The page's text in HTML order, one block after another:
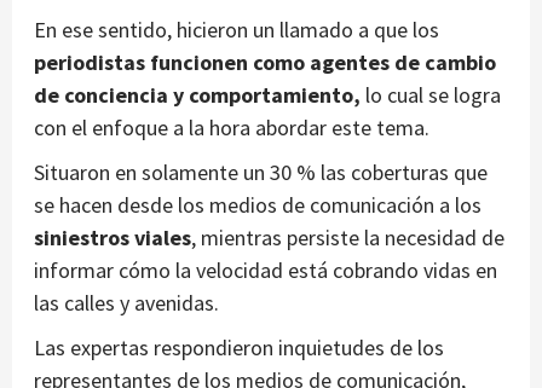
En ese sentido, hicieron un llamado a que los
periodistas funcionen como agentes de cambio
de conciencia y comportamiento, lo cual se logra
con el enfoque a la hora abordar este tema.
Situaron en solamente un 30 % las coberturas que
se hacen desde los medios de comunicación a los
siniestros viales, mientras persiste la necesidad de
informar cómo la velocidad está cobrando vidas en
las calles y avenidas.
Las expertas respondieron inquietudes de los
representantes de los medios de comunicación,